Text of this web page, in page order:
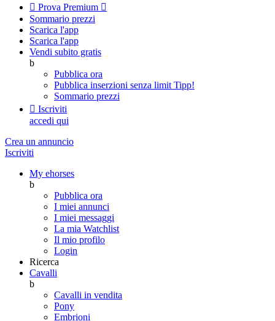
 Prova Premium 
Sommario prezzi
Scarica l'app
Scarica l'app
Vendi subito gratis
b
Pubblica ora
Pubblica inserzioni senza limit Tipp!
Sommario prezzi
 Iscriviti
accedi qui
Crea un annuncio
Iscriviti
My ehorses
b
Pubblica ora
I miei annunci
I miei messaggi
La mia Watchlist
Il mio profilo
Login
Ricerca
Cavalli
b
Cavalli in vendita
Pony
Embrioni